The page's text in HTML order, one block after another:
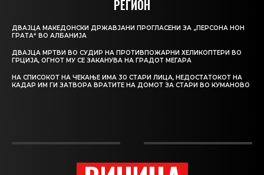
РЕГИОН
ДВАЈЦА МАКЕДОНСКИ ДРЖАВЈАНИ ПРОГЛАСЕНИ ЗА „ПЕРСОНА НОН
ГРАТА“ ВО АЛБАНИЈА
ДВАЈЦА МРТВИ ВО СУДИР НА ПРОТИВПОЖАРНИ ХЕЛИКОПТЕРИ ВО
ГРЦИЈА, ОГНОТ МУ СЕ ЗАКАНУВА НА ГРАДОТ МЕГАРА
НА СПИСОКОТ НА ЧЕКАЊЕ ИМА 30 СТАРИ ЛИЦА, НЕДОСТАТОКОТ НА
КАДАР ИМ ГИ ЗАТВОРА ВРАТИТЕ НА ДОМОТ ЗА СТАРИ ВО КУМАНОВО